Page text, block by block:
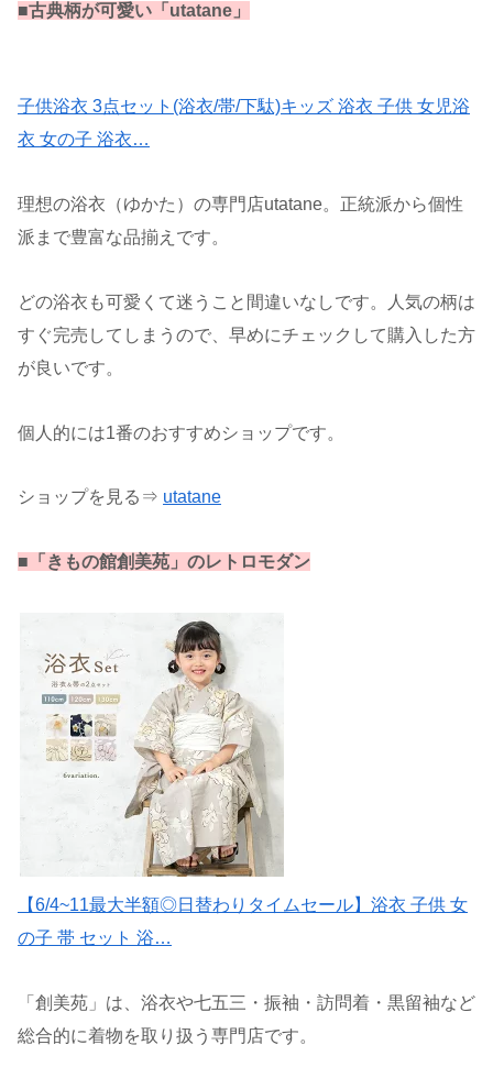
■古典柄が可愛い「 utatane」
子供浴衣 3点セット(浴衣/帯/下駄)キッズ 浴衣 子供 女児浴
衣 女の子 浴衣…
理想の浴衣（ゆかた）の専門店utatane。正統派から個性
派まで豊富な品揃えです。
どの浴衣も可愛くて迷うこと間違いなしです。人気の柄は
すぐ完売してしまうので、早めにチェックして購入した方
が良いです。
個人的には1番のおすすめショップです。
ショップを見る ⇒ utatane
■「きもの館創美苑」のレトロモダン
【6/4~11最大半額◎日替わりタイムセール】浴衣 子供 女
の子 帯 セット 浴…
「創美苑」は、浴衣や七五三・振袖・訪問着・黒留袖など
総合的に着物を取り扱う専門店です。